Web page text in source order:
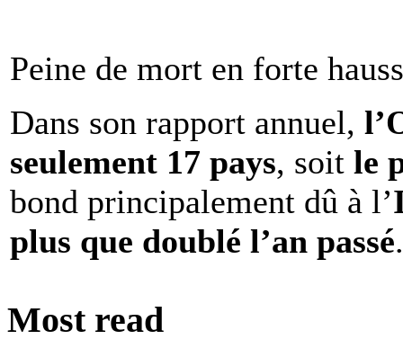
Peine de mort en forte
Dans son rapport annuel,
seulement 17 pays, soit le
bond principalement dû à l’
plus que doublé l’an passé.
Most read